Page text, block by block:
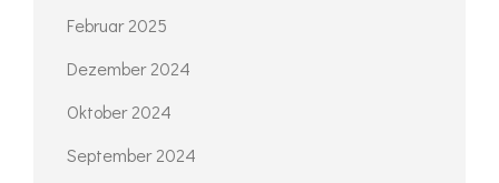
Februar 2025
Dezember 2024
Oktober 2024
September 2024